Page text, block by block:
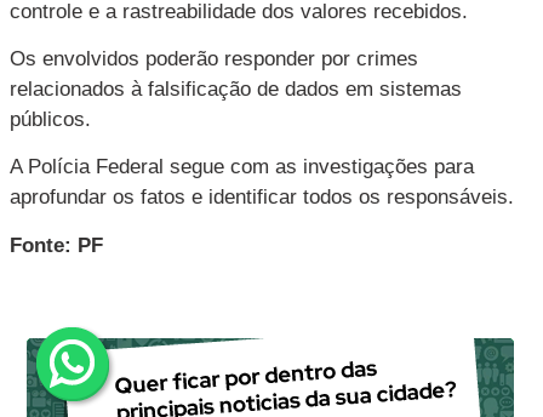
controle e a rastreabilidade dos valores recebidos.
Os envolvidos poderão responder por crimes
relacionados à falsificação de dados em sistemas
públicos.
A Polícia Federal segue com as investigações para
aprofundar os fatos e identificar todos os responsáveis.
Fonte: PF